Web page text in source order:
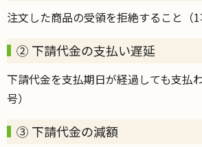
注文した商品の受領を拒絶すること（1
② 下請代金の支払い遅延
下請代金を支払期日が経過しても支払
号）
③ 下請代金の減額